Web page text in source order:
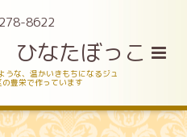
8622
なたぼっこ
うな、温かいきもちになるジュ
豊栄で作っています